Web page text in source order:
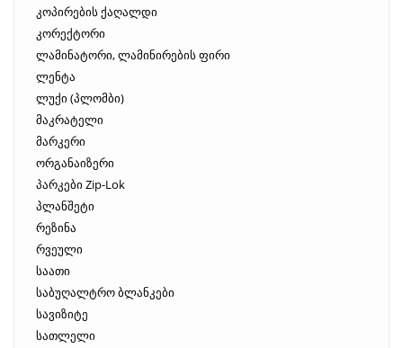
კოპირების ქაღალდი
კორექტორი
ლამინატორი, ლამინირების ფირი
ლენტა
ლუქი (პლომბი)
მაკრატელი
მარკერი
ორგანაიზერი
პარკები Zip-Lok
პლანშეტი
რეზინა
რვეული
საათი
საბუღალტრო ბლანკები
სავიზიტე
სათლელი